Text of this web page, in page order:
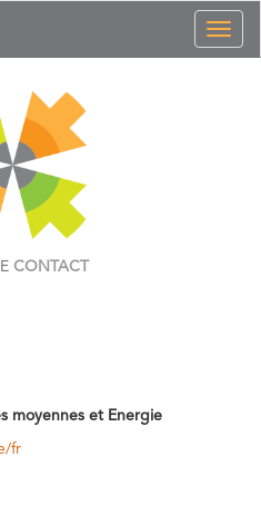
CONTACT
moyennes et Energie
fr